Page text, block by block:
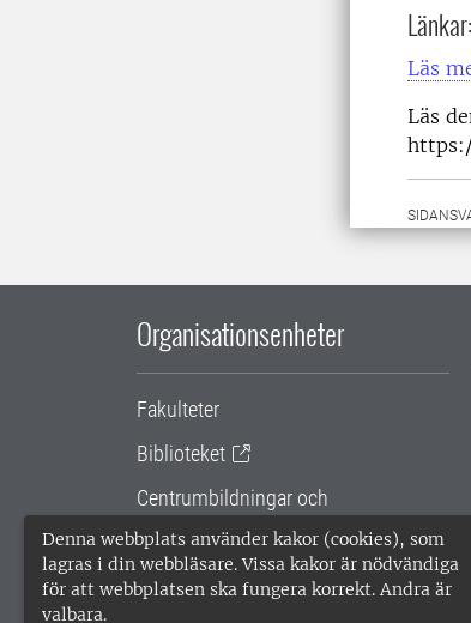
Denna webbplats använder kakor (cookies), som
lagras i din webbläsare. Vissa kakor är nödvändiga
för att webbplatsen ska fungera korrekt. Andra är
valbara.
Länkar:
Läs
Läs
Organisationsenheter
Fakulteter
Biblioteket
Centrumbildningar och
samarbetsprojekt
Gemensamma verksamhetsstödet